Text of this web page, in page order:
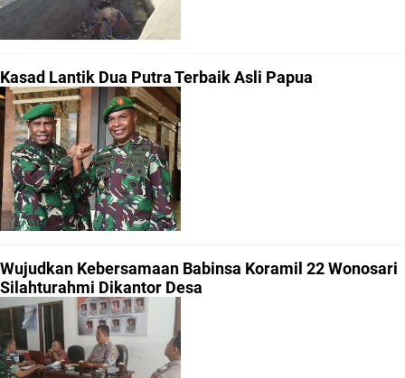
Kasad Lantik Dua Putra Terbaik Asli Papua
Wujudkan Kebersamaan Babinsa Koramil 22 Wonosari
Silahturahmi Dikantor Desa